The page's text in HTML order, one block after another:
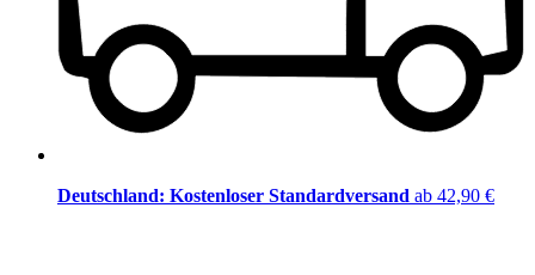
Deutschland: Kostenloser Standardversand ab 42,90 €